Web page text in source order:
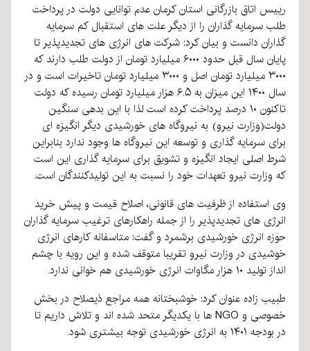
رییس اتاق بازرگانی استان کرمان عدم توانایی دولت در پرداخت
طلب سرمایه گذاران را از دیگر علت های استقبال کم سرمایه
گذاران دانست و بیان کرد: شرکت های انرژی های تجدیدپذیر تا
پایان سال قبل حدود ۶۰۰۰ میلیارد تومان از دولت طلب دارند که
۳۰۰۰ میلیارد تومان اصل و ۳۰۰۰ میلیارد تومان تاخیرات است و در
سال ۱۴۰۰ این میزان به ۶.۵ هزار میلیارد تومان رسیده که دولت
تاکنون ۱۰ درصد پرداخت کرده است لذا با این بدهی سنگین
دولت(وزارت نیرو) به نیروگاه های خورشیدی دیگر انگیزه ای
برای سرمایه گذاری و توسعه این نیروگاه ها وجود ندارد بنابراین
شرط اصلی ایجاد انگیزه و تشویق برای سرمایه گذاری این است
که وزارت نیرو تعهدات خود را نسبت به این تولیدکنندگان است.
وی استفاده از ظرفیت های قانونی، اصلاح قیمت و پیش خرید
انرژی های تجدیدپذیر را از جمله راهکارهای ترغیب سرمایه گذاران
حوزه انرژی خورشیدی برشمرد و گفت: متاسفانه کارهای انرژی
خوشیدی در وزارت نیرو تقریبا متوقف شده و این رویه با چشم
انداز تولید ۱۰ هزار مگاوات انرژی خورشیدی هم خوانی ندارد.
طبیب زاده عنوان کرد: خوشبختانه همه مراجع ذیصلاح در بخش
خصوصی و NGO ها با یکدیگر متحد شده اند و تلاش داریم تا
در بودجه ۱۴۰۱ به انرژی خورشیدی توجه بیشتری شود.